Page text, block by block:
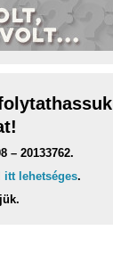
– 20133762.
itt lehetséges.